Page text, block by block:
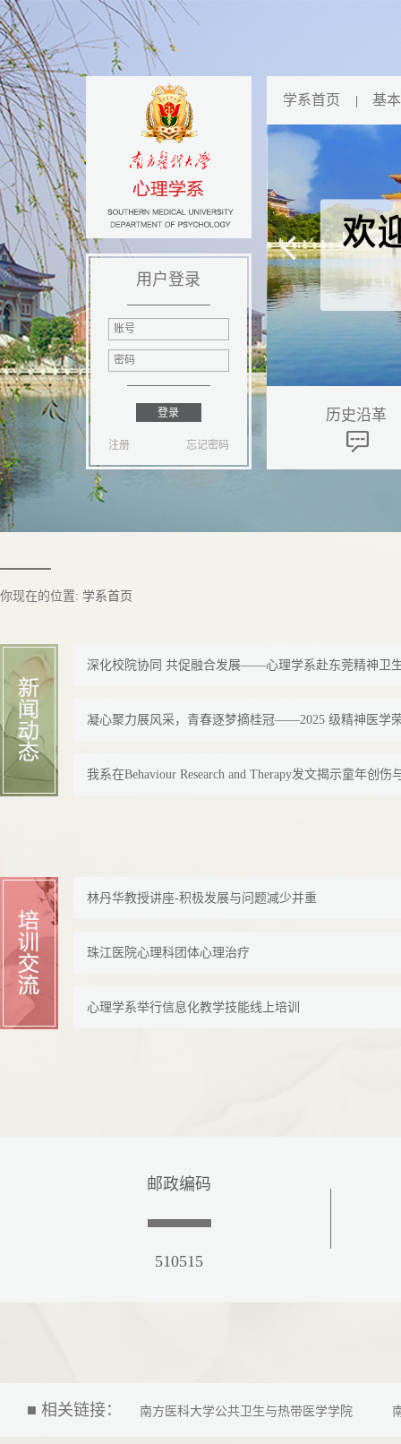
用户登录
账号
密码
注册 忘记密码
学系首页 基
历史沿革
你现在的位置: 学系首页
深化校院协同 共促融合发展——心理学系赴东莞精神卫
凝心聚力展风采，青春逐梦摘桂冠——2025 级精神医学
我系在Behaviour Research and Therapy发文揭示童年创伤
林丹华教授讲座-积极发展与问题减少并重
珠江医院心理科团体心理治疗
心理学系举行信息化教学技能线上培训
邮政编码
510515
■ 相关链接： 南方医科大学公共卫生与热带医学学院